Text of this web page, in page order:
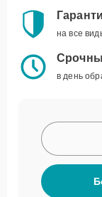
на все
в день